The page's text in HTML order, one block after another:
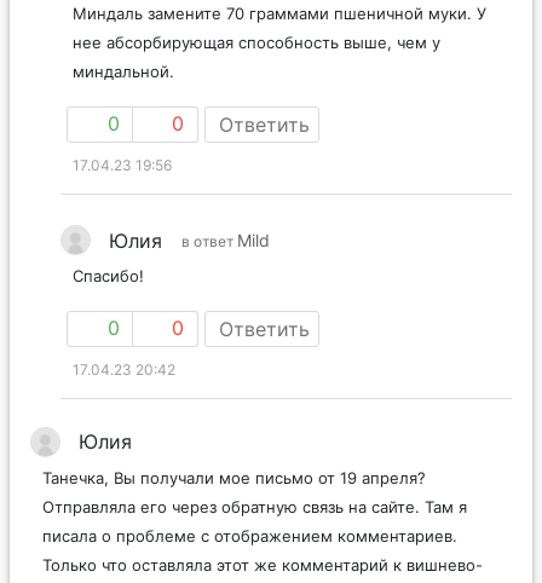
Миндаль замените 70 граммами пшеничной муки. У
нее абсорбирующая способность выше, чем у
миндальной.
0 0 Ответить
17.04.23 19:56
Юлия в ответ Mild
Спасибо!
0 0 Ответить
17.04.23 20:42
Юлия
Танечка, Вы получали мое письмо от 19 апреля?
Отправляла его через обратную связь на сайте. Там я
писала о проблеме с отображением комментариев.
Только что оставляла этот же комментарий к вишнево-